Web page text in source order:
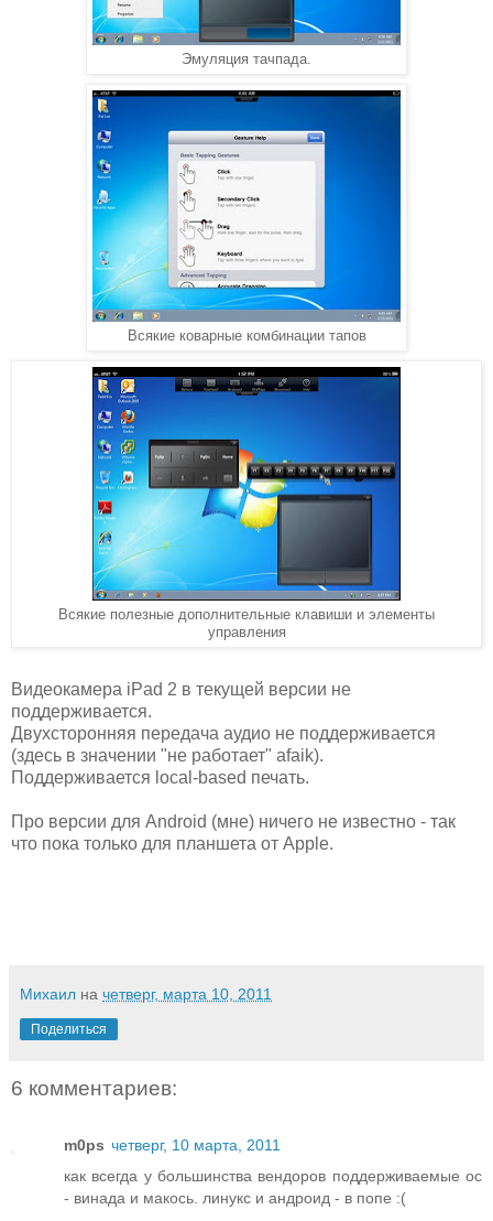
Эмуляция тачпада.
Всякие коварные комбинации тапов
Всякие полезные дополнительные клавиши и элементы
управления
Видеокамера iPad 2 в текущей версии не
поддерживается.
Двухсторонняя передача аудио не поддерживается
(здесь в значении "не работает" afaik).
Поддерживается local-based печать.
Про версии для Android (мне) ничего не известно - так
что пока только для планшета от Apple.
Михаил на четверг, марта 10, 2011
Поделиться
6 комментариев:
m0ps четверг, 10 марта, 2011
как всегда у большинства вендоров поддерживаемые ос
- винада и макось. линукс и андроид - в попе :(